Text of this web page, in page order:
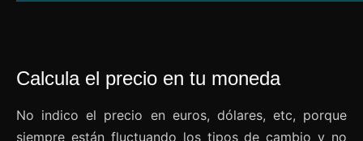
Calcula el precio en tu moneda
No indico el precio en euros, dólares, etc, porque
siempre están fluctuando los tipos de cambio y no